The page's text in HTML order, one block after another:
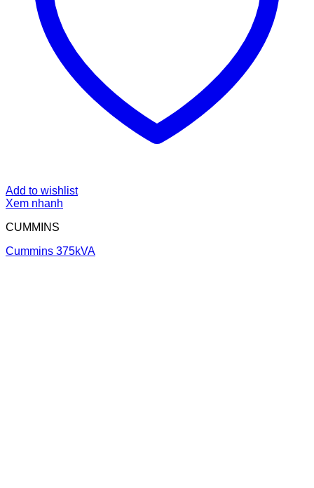
Add to wishlist
Xem nhanh
CUMMINS
Cummins 375kVA